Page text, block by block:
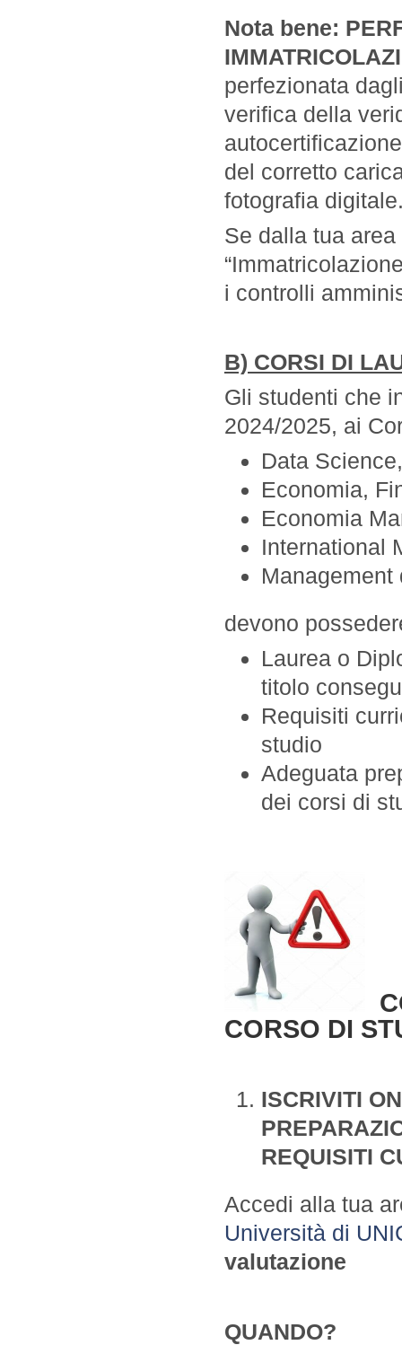
Nota bene:
perfezionata
verifica della
del corretto
fotografia
Se dalla tua
i controlli
B) CORSI DI
Gli studenti che
2024/2025, ai
Data
Economia,
Economia
International
devono
Laurea o
titolo
Requisiti
studio
Adeguata
dei corsi di
CORSO DI
ISCRIVITI
REQUISITI
Accedi alla tua
Università di
valutazione
QUANDO?